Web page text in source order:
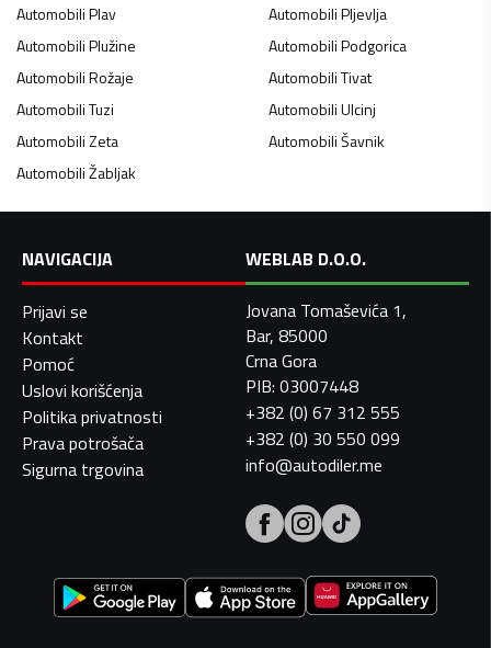
AutomobiliPlav AutomobiliPljevlja
AutomobiliPlužine AutomobiliPodgorica
AutomobiliRožaje AutomobiliTivat
AutomobiliTuzi AutomobiliUlcinj
AutomobiliZeta AutomobiliŠavnik
AutomobiliŽabljak
NAVIGACIJA
Prijavi se
Kontakt
Pomoć
Uslovi korišćenja
Politika privatnosti
Prava potrošača
Sigurna trgovina
WEBLAB D.O.O.
Jovana Tomaševića 1,
Bar, 85000
Crna Gora
PIB: 03007448
+382 (0) 67 312 555
+382 (0) 30 550 099
info@autodiler.me